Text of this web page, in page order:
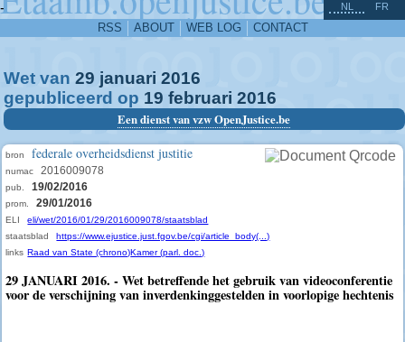
-
RSS ABOUT WEB LOG CONTACT
NL FR
Wet van 29 januari 2016
gepubliceerd op 19 februari 2016
Een dienst van vzw OpenJustice.be
bron federale overheidsdienst justitie
numac 2016009078
pub. 19/02/2016
prom. 29/01/2016
ELI
eli/wet/2016/01/29/2016009078/staatsblad
staatsblad
https://www.ejustice.just.fgov.be/cgi/article_body(...)
links Raad van State (chrono)Kamer (parl. doc.)
29 JANUARI 2016. - Wet betreffende het gebruik van videoconferentie
voor de verschijning van inverdenkinggestelden in voorlopige hechtenis
^